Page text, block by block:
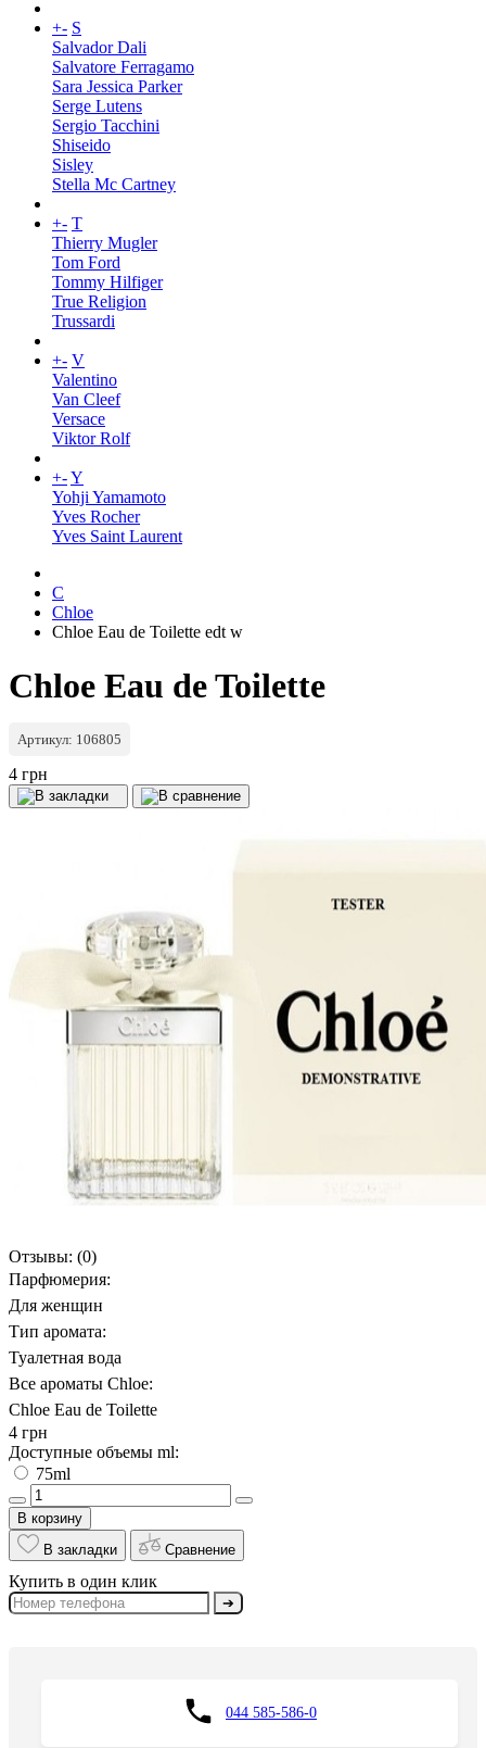
+- S
Salvador Dali
Salvatore Ferragamo
Sara Jessica Parker
Serge Lutens
Sergio Tacchini
Shiseido
Sisley
Stella Mc Cartney
+- T
Thierry Mugler
Tom Ford
Tommy Hilfiger
True Religion
Trussardi
+- V
Valentino
Van Cleef
Versace
Viktor Rolf
+-Y
Yohji Yamamoto
Yves Rocher
Yves Saint Laurent
C
Chloe
Chloe Eau de Toilette edt w
Chloe Eau de Toilette
Артикул: 106805
4 грн
Отзывы: (0)
Парфюмерия:
Для женщин
Тип аромата:
Туалетная вода
Все ароматы Chloe:
Chloe Eau de Toilette
4 грн
Доступные объемы ml:
75ml
В корзину
В закладки
Сравнение
Купить в один клик
➔
044 585-586-0